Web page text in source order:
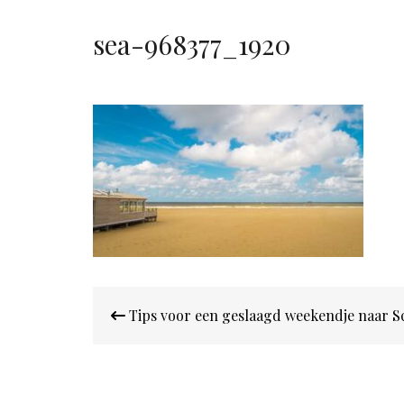
sea-968377_1920
navigatie
Tips voor een geslaagd weekendje naar